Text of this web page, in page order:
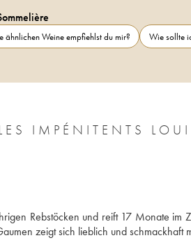
ähnlichen Weine empfiehlst du mir? Wie sollte
Rebstöcken und reift 17 Monate
zeigt sich lieblich und schmackhaft